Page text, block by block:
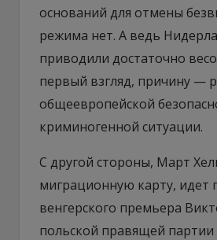
оснований для отмены
режима нет. А ведь
приводили достаточно
первый взгляд, причину —
общеевропейской
криминогенной ситуации.
С другой стороны, Март
миграционную карту, идет
венгерского премьера
польской правящей